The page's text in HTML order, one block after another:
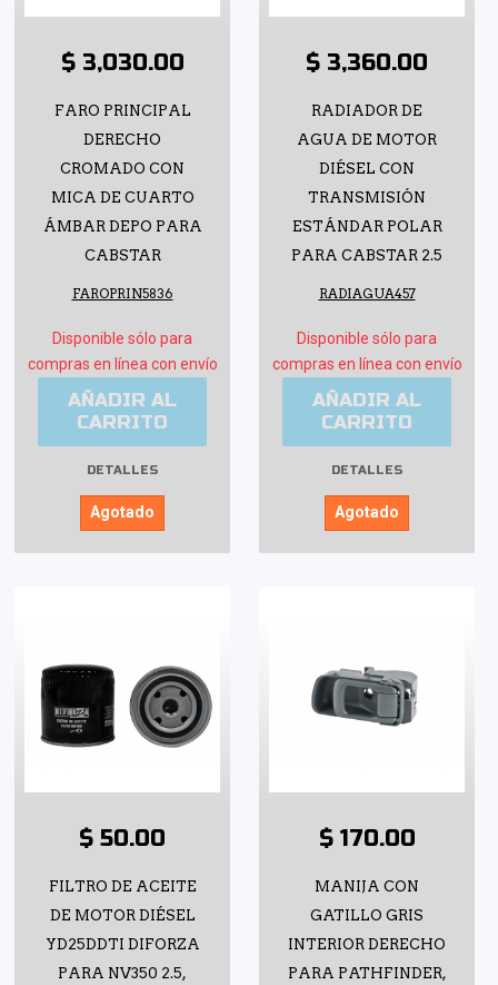
$ 3,030.00
FARO PRINCIPAL
DERECHO
CROMADO CON
MICA DE CUARTO
ÁMBAR DEPO PARA
CABSTAR
FAROPRIN5836
Disponible sólo para
compras en línea con envío
AÑADIR AL
CARRITO
DETALLES
Agotado
$ 3,360.00
RADIADOR DE
AGUA DE MOTOR
DIÉSEL CON
TRANSMISIÓN
ESTÁNDAR POLAR
PARA CABSTAR 2.5
RADIAGUA457
Disponible sólo para
compras en línea con envío
AÑADIR AL
CARRITO
DETALLES
Agotado
$ 50.00
FILTRO DE ACEITE
DE MOTOR DIÉSEL
YD25DDTI DIFORZA
PARA NV350 2.5,
$ 170.00
MANIJA CON
GATILLO GRIS
INTERIOR DERECHO
PARA PATHFINDER,